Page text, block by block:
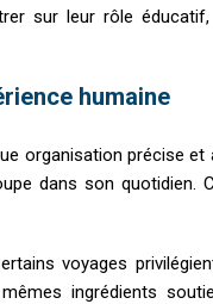
sur leur rôle
humaine
organisation précise
dans son quotidien.
voyages
ingrédients